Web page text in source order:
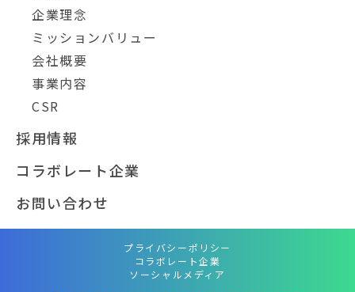
企業理念
ミッションバリュー
会社概要
事業内容
CSR
採用情報
コラボレート企業
お問い合わせ
プライバシーポリシー
コラボレート企業
ソーシャルメディア